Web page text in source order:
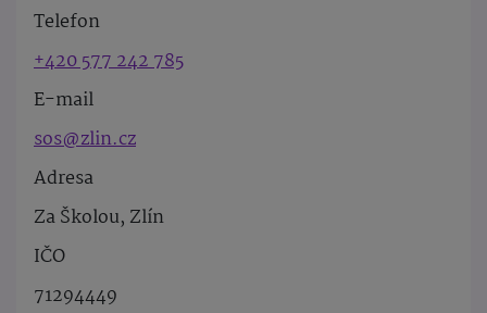
Telefon
+420 577 242 785
E-mail
sos@zlin.cz
Adresa
Za Školou, Zlín
IČO
71294449